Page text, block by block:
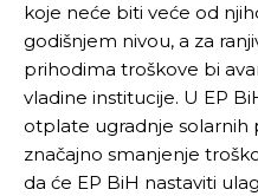
koje neće biti veće od
godišnjem nivou, a za
prihodima troškove bi
vladine institucije. U EP
otplate ugradnje solarnih
značajno smanjenje
da će EP BiH nastaviti